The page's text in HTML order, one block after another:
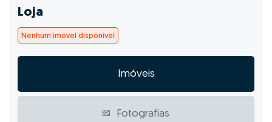
Loja
Nenhum imóvel disponível
Imóveis
Fotografias